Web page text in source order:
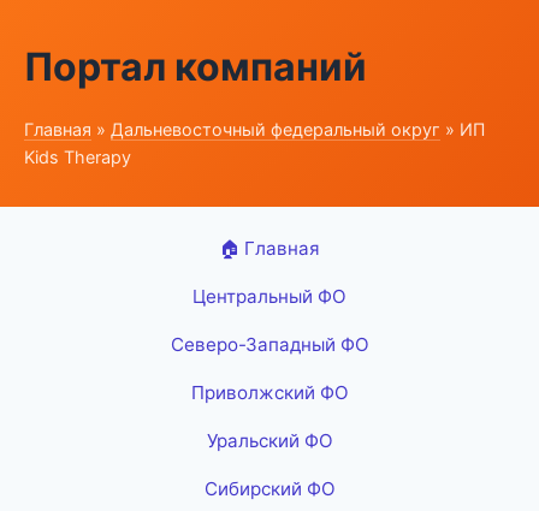
Портал компаний
Главная » Дальневосточный федеральный округ » ИП
Kids Therapy
🏠 Главная
Центральный ФО
Северо-Западный ФО
Приволжский ФО
Уральский ФО
Сибирский ФО